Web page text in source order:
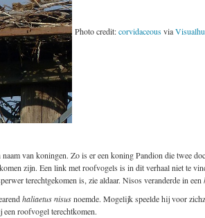
Photo credit:corvidaceousvia
van koningen. Zo is er een koning Pandion die twee
zijn. Een link met roofvogels is in dit verhaal niet te
terechtgekomen is, zie aldaar. Nisos veranderde in een
haliaetus nisusnoemde. Mogelijk speelde hij voor
roofvogel terechtkomen.